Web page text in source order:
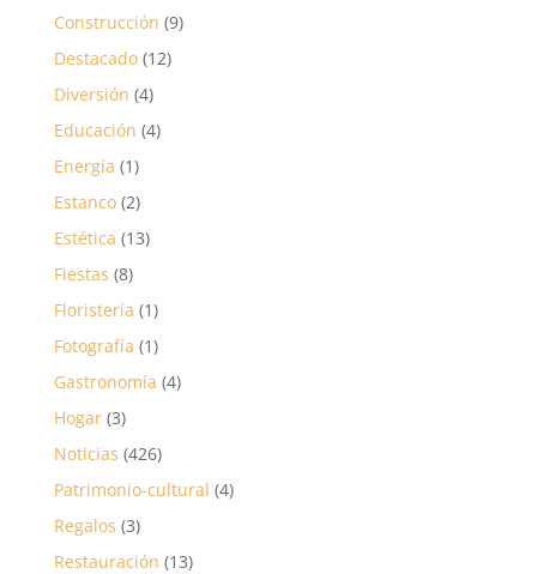
Construcción (9)
Destacado(12)
Diversión (4)
Educación (4)
Energía (1)
Estanco(2)
Estética (13)
Fiestas (8)
Floristería (1)
Fotografía (1)
Gastronomía (4)
Hogar(3)
Noticias (426)
Patrimonio-cultural (4)
Regalos (3)
Restauración (13)